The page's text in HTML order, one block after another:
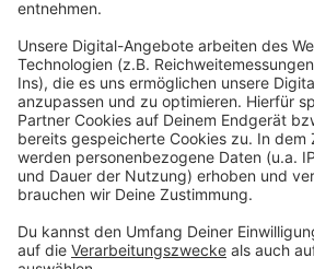
Spurensicherern, Richtern und
erzählen, wie Mörder ticken und
manipulieren, dass sie zu
Sponsor dieses Podcasts ist der
Informationen zum vorgestellten
weitere Inspiration findest du
www.haymonverlag.at
Datenschutz ImpressumAGBs